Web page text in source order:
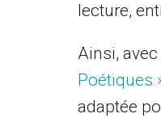
lecture,
Ainsi,
Poétiques
adaptée